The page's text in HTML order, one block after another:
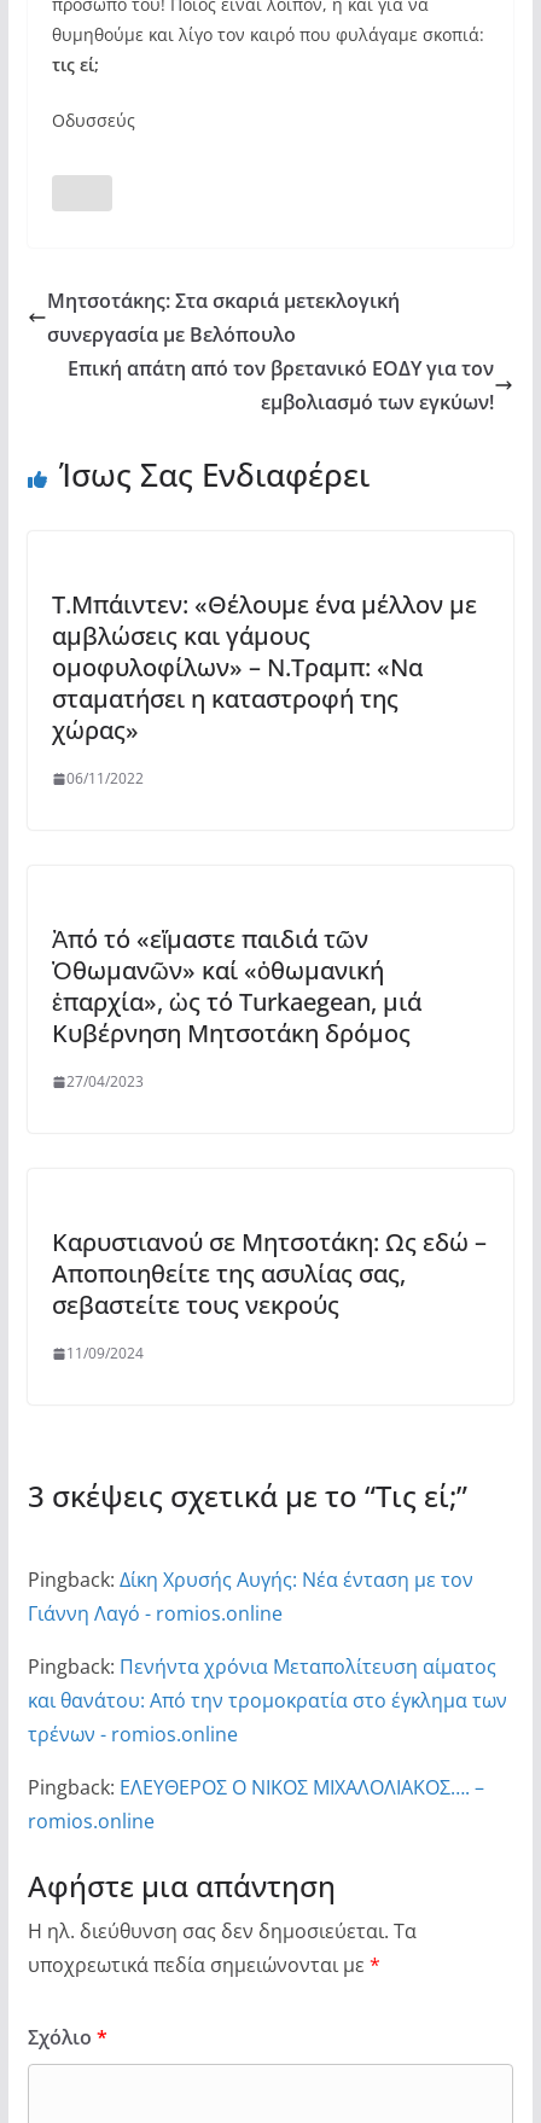
θυμηθούμε και λίγο τον καιρό που φυλάγαμε σκοπιά:
τις εί;
Οδυσσεύς
Μητσοτάκης: Στα σκαριά μετεκλογική
συνεργασία με Βελόπουλο
Επική απάτη από τον βρετανικό ΕΟΔΥ για τον
εμβολιασμό των εγκύων!
Ίσως Σας Ενδιαφέρει
Τ.Μπάιντεν: «Θέλουμε ένα μέλλον με
αμβλώσεις και γάμους
ομοφυλοφίλων» – Ν.Τραμπ: «Να
σταματήσει η καταστροφή της
χώρας»
06/11/2022
Ἀπό τό «εἴμαστε παιδιά τῶν
Ὀθωμανῶν» καί «ὀθωμανική
ἐπαρχία», ὡς τό Turkaegean, μιά
Κυβέρνηση Μητσοτάκη δρόμος
27/04/2023
Καρυστιανού σε Μητσοτάκη: Ως εδώ –
Αποποιηθείτε της ασυλίας σας,
σεβαστείτε τους νεκρούς
11/09/2024
3 σκέψεις σχετικά με το “Τις εί;”
Pingback: Δίκη Χρυσής Αυγής: Νέα ένταση με τον
Γιάννη Λαγό - romios.online
Pingback: Πενήντα χρόνια Μεταπολίτευση αίματος
και θανάτου: Από την τρομοκρατία στο έγκλημα των
τρένων - romios.online
Pingback: ΕΛΕΥΘΕΡΟΣ Ο ΝΙΚΟΣ ΜΙΧΑΛΟΛΙΑΚΟΣ…. –
romios.online
Αφήστε μια απάντηση
Η ηλ. διεύθυνση σας δεν δημοσιεύεται. Τα
υποχρεωτικά πεδία σημειώνονται με *
Σχόλιο *